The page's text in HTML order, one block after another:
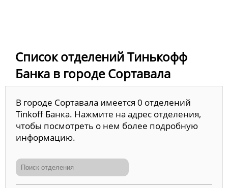
Список отделений Тинькофф
Банка в городе Сортавала
В городе Сортавала имеется 0 отделений
Tinkoff Банка. Нажмите на адрес отделения,
чтобы посмотреть о нем более подробную
информацию.